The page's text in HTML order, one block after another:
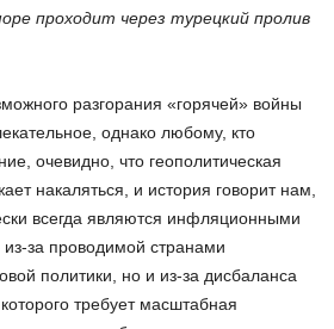
проходит через турецкий пролив
разгорания «горячей» войны
однако любому, кто
очевидно, что геополитическая
накаляться, и история говорит нам,
всегда являются инфляционными
за проводимой странами
политики, но и из-за дисбаланса
требует масштабная